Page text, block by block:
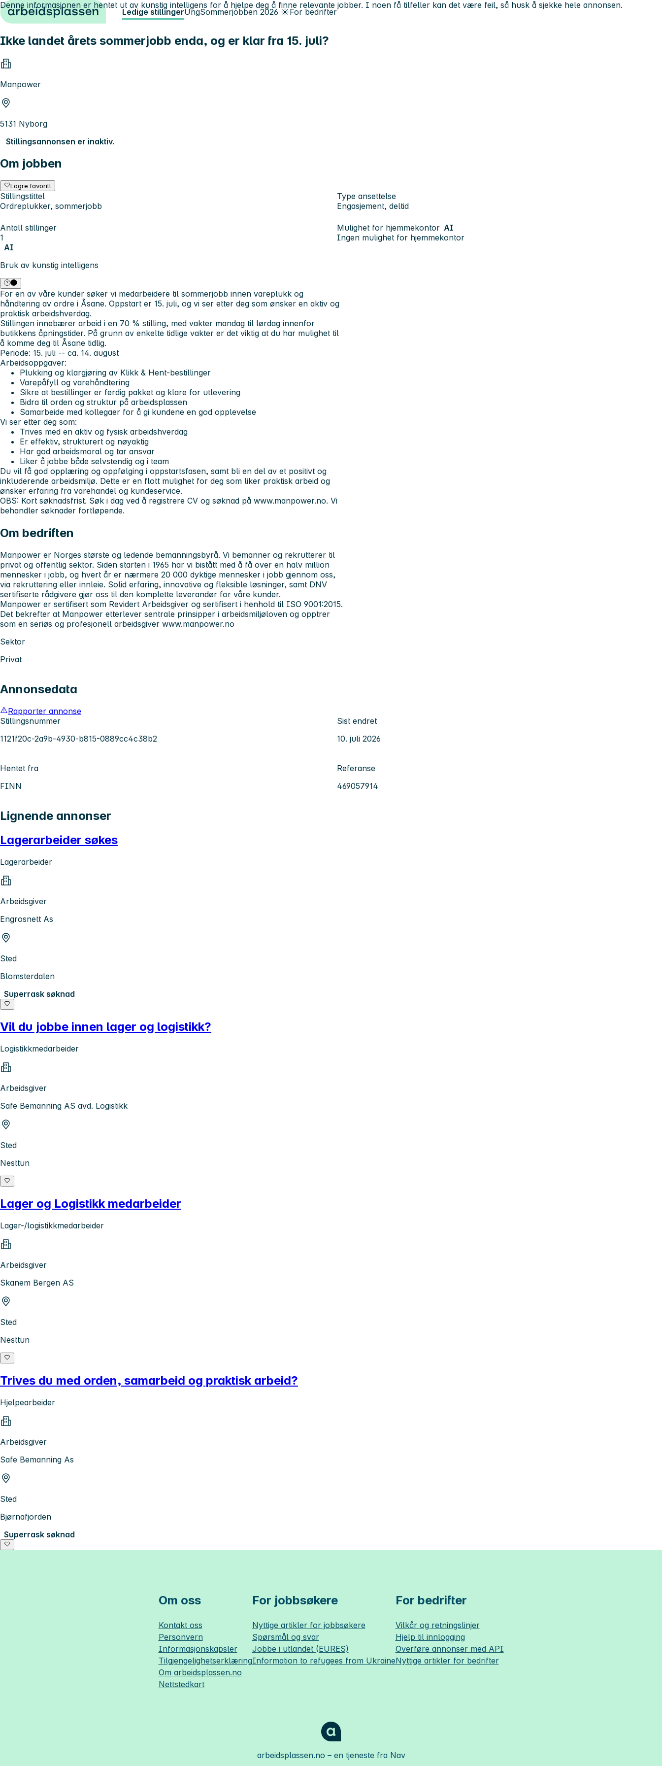
Hopp til innhold Ledige stillingerUngSommerjobben 2026 ☀️For bedrifter
Ikke landet årets sommerjobb enda, og er klar fra 15. juli?
Manpower
5131 Nyborg
Stillingsannonsen er inaktiv.
Om jobben
Lagre favoritt
Stillingstittel
Ordreplukker, sommerjobb
Type ansettelse
Engasjement, deltid
Antall stillinger
1
Mulighet for hjemmekontor AI
Ingen mulighet for hjemmekontor
AI
Bruk av kunstig intelligens
Denne informasjonen er hentet ut av kunstig intelligens for å hjelpe deg å finne relevante jobber. I noen få tilfeller kan det være feil, så husk å sjekke hele annonsen.
For en av våre kunder søker vi medarbeidere til sommerjobb innen vareplukk og
håndtering av ordre i Åsane. Oppstart er 15. juli, og vi ser etter deg som ønsker en aktiv og
praktisk arbeidshverdag.
Stillingen innebærer arbeid i en 70 % stilling, med vakter mandag til lørdag innenfor
butikkens åpningstider. På grunn av enkelte tidlige vakter er det viktig at du har mulighet til
å komme deg til Åsane tidlig.
Periode: 15. juli -- ca. 14. august
Arbeidsoppgaver:
Plukking og klargjøring av Klikk & Hent-bestillinger
Varepåfyll og varehåndtering
Sikre at bestillinger er ferdig pakket og klare for utlevering
Bidra til orden og struktur på arbeidsplassen
Samarbeide med kollegaer for å gi kundene en god opplevelse
Vi ser etter deg som:
Trives med en aktiv og fysisk arbeidshverdag
Er effektiv, strukturert og nøyaktig
Har god arbeidsmoral og tar ansvar
Liker å jobbe både selvstendig og i team
Du vil få god opplæring og oppfølging i oppstartsfasen, samt bli en del av et positivt og
inkluderende arbeidsmiljø. Dette er en flott mulighet for deg som liker praktisk arbeid og
ønsker erfaring fra varehandel og kundeservice.
OBS: Kort søknadsfrist. Søk i dag ved å registrere CV og søknad på www.manpower.no. Vi
behandler søknader fortløpende.
Om bedriften
Manpower er Norges største og ledende bemanningsbyrå. Vi bemanner og rekrutterer til
privat og offentlig sektor. Siden starten i 1965 har vi bistått med å få over en halv million
mennesker i jobb, og hvert år er nærmere 20 000 dyktige mennesker i jobb gjennom oss,
via rekruttering eller innleie. Solid erfaring, innovative og fleksible løsninger, samt DNV
sertifiserte rådgivere gjør oss til den komplette leverandør for våre kunder.
Manpower er sertifisert som Revidert Arbeidsgiver og sertifisert i henhold til ISO 9001:2015.
Det bekrefter at Manpower etterlever sentrale prinsipper i arbeidsmiljøloven og opptrer
som en seriøs og profesjonell arbeidsgiver www.manpower.no
Sektor
Privat
Annonsedata
Rapporter annonse
Stillingsnummer
1121f20c-2a9b-4930-b815-0889cc4c38b2
Sist endret
10. juli 2026
Hentet fra
FINN
Referanse
469057914
Lignende annonser
Lagerarbeider søkes
Lagerarbeider
Arbeidsgiver
Engrosnett As
Sted
Blomsterdalen
Superrask søknad
Vil du jobbe innen lager og logistikk?
Logistikkmedarbeider
Arbeidsgiver
Safe Bemanning AS avd. Logistikk
Sted
Nesttun
Lager og Logistikk medarbeider
Lager-/logistikkmedarbeider
Arbeidsgiver
Skanem Bergen AS
Sted
Nesttun
Trives du med orden, samarbeid og praktisk arbeid?
Hjelpearbeider
Arbeidsgiver
Safe Bemanning As
Sted
Bjørnafjorden
Superrask søknad
Om oss
Kontakt oss
Personvern
Informasjonskapsler
Tilgjengelighetserklæring
Om arbeidsplassen.no
Nettstedkart
For jobbsøkere
Nyttige artikler for jobbsøkere
Spørsmål og svar
Jobbe i utlandet (EURES)
Information to refugees from Ukraine
For bedrifter
Vilkår og retningslinjer
Hjelp til innlogging
Overføre annonser med API
Nyttige artikler for bedrifter
arbeidsplassen.no – en tjeneste fra Nav